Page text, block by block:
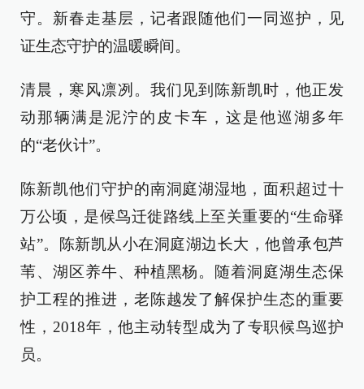
守。新春走基层，记者跟随他们一同巡护，见
证生态守护的温暖瞬间。
清晨，寒风凛冽。我们见到陈新凯时，他正发
动那辆满是泥泞的皮卡车，这是他巡湖多年
的“老伙计”。
陈新凯他们守护的南洞庭湖湿地，面积超过十
万公顷，是候鸟迁徙路线上至关重要的“生命驿
站”。陈新凯从小在洞庭湖边长大，他曾承包芦
苇、湖区养牛、种植黑杨。随着洞庭湖生态保
护工程的推进，老陈越发了解保护生态的重要
性，2018年，他主动转型成为了专职候鸟巡护
员。